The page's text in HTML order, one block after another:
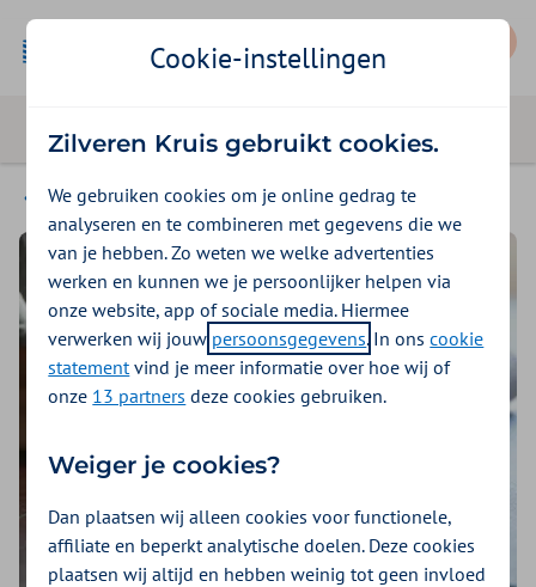
Vrouw en gezondheid
Cookie-instellingen
Zilveren Kruis gebruikt cookies.
We gebruiken cookies om je online gedrag te
analyseren en te combineren met gegevens die we
van je hebben. Zo weten we welke advertenties
werken en kunnen we je persoonlijker helpen via
onze website, app of sociale media. Hiermee
verwerken wij jouw persoonsgegevens. In onscookie
statementvind je meer informatie over hoe wij of
onze 13 partners deze cookies gebruiken.
Weiger je cookies?
Dan plaatsen wij alleen cookies voor functionele,
affiliate en beperkt analytische doelen. Deze cookies
plaatsen wij altijd en hebben weinig tot geen invloed